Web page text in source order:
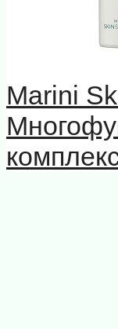
Marini